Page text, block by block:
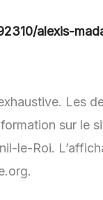
Les
sur le
le-Roi.